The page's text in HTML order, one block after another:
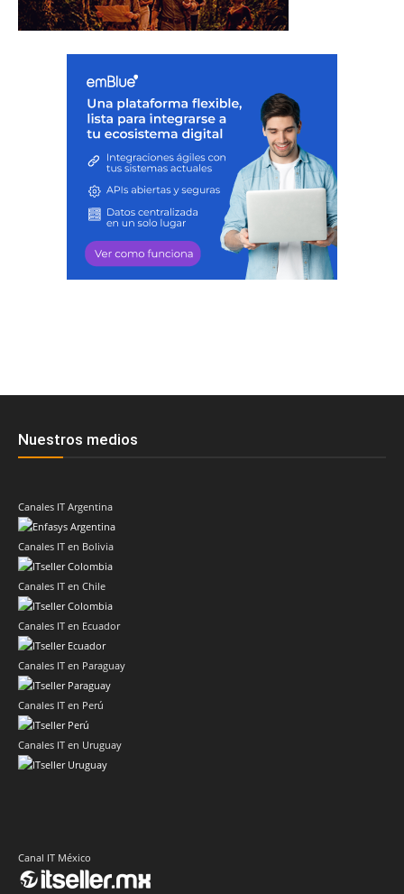
Nuestros medios
Canales IT Argentina
Canales IT en Bolivia
Canales IT en Chile
Canales IT en Ecuador
Canales IT en Paraguay
Canales IT en Perú
Canales IT en Uruguay
Canal IT México